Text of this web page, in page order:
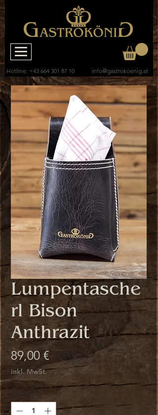
Hotline: +43 664 301 87 10 info@gastrokoenig.at
Lumpentasche
rl Bison
Anthrazit
89,00 € Preis
inkl. MwSt.